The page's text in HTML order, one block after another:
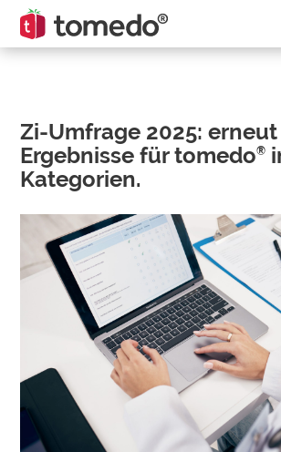
Zi-Umfrage 2025: erneut
Ergebnisse für tomedo®
Kategorien.